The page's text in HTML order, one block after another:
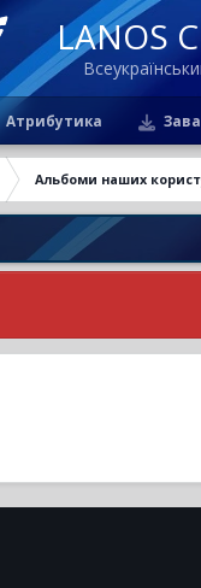
LANOS
Атрибутика
Альбоми наших